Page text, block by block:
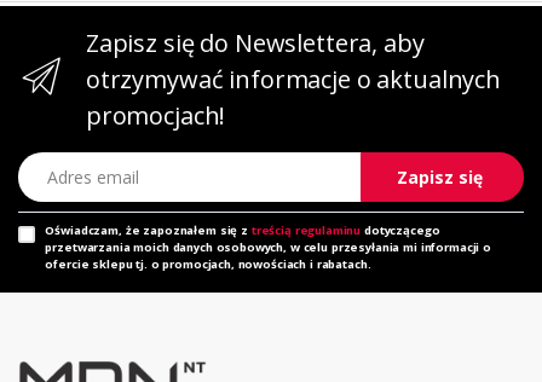
Zapisz się do Newslettera, aby
otrzymywać informacje o aktualnych
promocjach!
Adres email
Zapisz się
Oświadczam, że zapoznałem się z treścią regulaminu dotyczącego
przetwarzania moich danych osobowych, w celu przesyłania mi informacji o
ofercie sklepu tj. o promocjach, nowościach i rabatach.